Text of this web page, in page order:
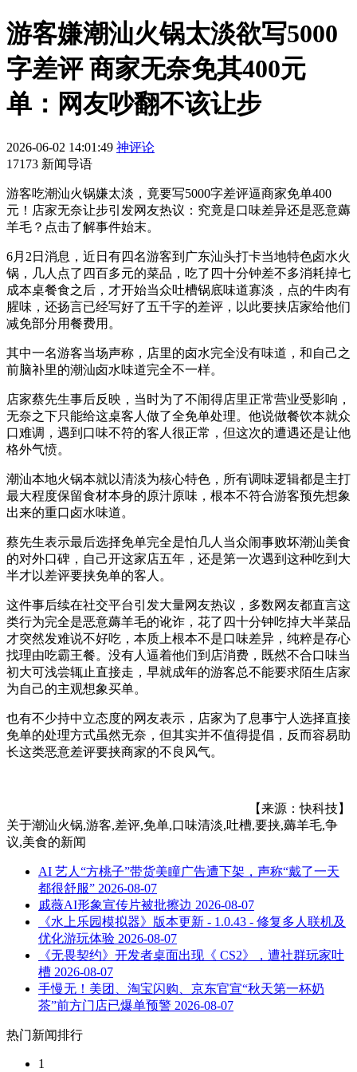
游客嫌潮汕火锅太淡欲写5000
字差评 商家无奈免其400元
单：网友吵翻不该让步
2026-06-02 14:01:49 神评论
17173 新闻导语
游客吃潮汕火锅嫌太淡，竟要写5000字差评逼商家免单400
元！店家无奈让步引发网友热议：究竟是口味差异还是恶意薅
羊毛？点击了解事件始末。
6月2日消息，近日有四名游客到广东汕头打卡当地特色卤水火
锅，几人点了四百多元的菜品，吃了四十分钟差不多消耗掉七
成本桌餐食之后，才开始当众吐槽锅底味道寡淡，点的牛肉有
腥味，还扬言已经写好了五千字的差评，以此要挟店家给他们
减免部分用餐费用。
其中一名游客当场声称，店里的卤水完全没有味道，和自己之
前脑补里的潮汕卤水味道完全不一样。
店家蔡先生事后反映，当时为了不闹得店里正常营业受影响，
无奈之下只能给这桌客人做了全免单处理。他说做餐饮本就众
口难调，遇到口味不符的客人很正常，但这次的遭遇还是让他
格外气愤。
潮汕本地火锅本就以清淡为核心特色，所有调味逻辑都是主打
最大程度保留食材本身的原汁原味，根本不符合游客预先想象
出来的重口卤水味道。
蔡先生表示最后选择免单完全是怕几人当众闹事败坏潮汕美食
的对外口碑，自己开这家店五年，还是第一次遇到这种吃到大
半才以差评要挟免单的客人。
这件事后续在社交平台引发大量网友热议，多数网友都直言这
类行为完全是恶意薅羊毛的讹诈，花了四十分钟吃掉大半菜品
才突然发难说不好吃，本质上根本不是口味差异，纯粹是存心
找理由吃霸王餐。没有人逼着他们到店消费，既然不合口味当
初大可浅尝辄止直接走，早就成年的游客总不能要求陌生店家
为自己的主观想象买单。
也有不少持中立态度的网友表示，店家为了息事宁人选择直接
免单的处理方式虽然无奈，但其实并不值得提倡，反而容易助
长这类恶意差评要挟商家的不良风气。
【来源：快科技】
关于潮汕火锅,游客,差评,免单,口味清淡,吐槽,要挟,薅羊毛,争
议,美食的新闻
AI 艺人“方桃子”带货美瞳广告遭下架，声称“戴了一天
都很舒服” 2026-08-07
戚薇AI形象宣传片被批擦边 2026-08-07
《水上乐园模拟器》版本更新 - 1.0.43 - 修复多人联机及
优化游玩体验 2026-08-07
《无畏契约》开发者桌面出现《 CS2》，遭社群玩家吐
槽 2026-08-07
手慢无！美团、淘宝闪购、京东官宣“秋天第一杯奶
茶”前方门店已爆单预警 2026-08-07
热门新闻排行
1